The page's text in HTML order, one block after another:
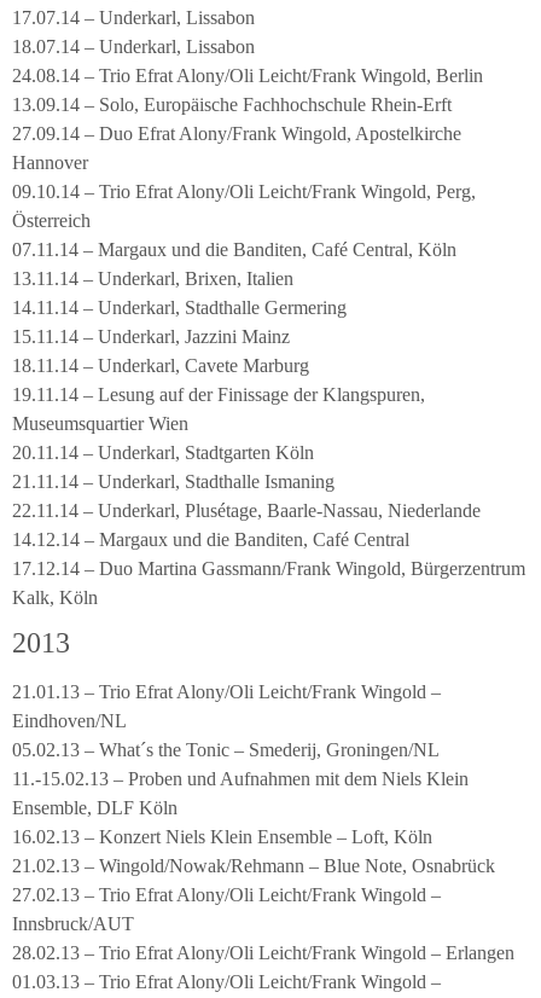
17.07.14 – Underkarl, Lissabon
18.07.14 – Underkarl, Lissabon
24.08.14 – Trio Efrat Alony/Oli Leicht/Frank Wingold, Berlin
13.09.14 – Solo, Europäische Fachhochschule Rhein-Erft
27.09.14 – Duo Efrat Alony/Frank Wingold, Apostelkirche
Hannover
09.10.14 – Trio Efrat Alony/Oli Leicht/Frank Wingold, Perg,
Österreich
07.11.14 – Margaux und die Banditen, Café Central, Köln
13.11.14 – Underkarl, Brixen, Italien
14.11.14 – Underkarl, Stadthalle Germering
15.11.14 – Underkarl, Jazzini Mainz
18.11.14 – Underkarl, Cavete Marburg
19.11.14 – Lesung auf der Finissage der Klangspuren,
Museumsquartier Wien
20.11.14 – Underkarl, Stadtgarten Köln
21.11.14 – Underkarl, Stadthalle Ismaning
22.11.14 – Underkarl, Plusétage, Baarle-Nassau, Niederlande
14.12.14 – Margaux und die Banditen, Café Central
17.12.14 – Duo Martina Gassmann/Frank Wingold, Bürgerzentrum
Kalk, Köln
2013
21.01.13 – Trio Efrat Alony/Oli Leicht/Frank Wingold –
Eindhoven/NL
05.02.13 – What´s the Tonic – Smederij, Groningen/NL
11.-15.02.13 – Proben und Aufnahmen mit dem Niels Klein
Ensemble, DLF Köln
16.02.13 – Konzert Niels Klein Ensemble – Loft, Köln
21.02.13 – Wingold/Nowak/Rehmann – Blue Note, Osnabrück
27.02.13 – Trio Efrat Alony/Oli Leicht/Frank Wingold –
Innsbruck/AUT
28.02.13 – Trio Efrat Alony/Oli Leicht/Frank Wingold – Erlangen
01.03.13 – Trio Efrat Alony/Oli Leicht/Frank Wingold –